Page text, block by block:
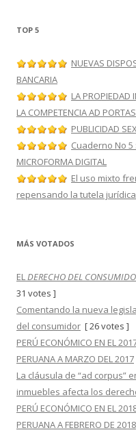
r
s
TOP 5
NUEVAS
BANCARIA
LA PROPIEDAD
LA COMPETENCIA AD
PUBLICIDAD
Cuaderno No 5 :
MICROFORMA DIGITAL
El uso mixto
repensando la tutela
MÁS VOTADOS
ELDERECHO DEL
31 votes ]
Comentando la nueva
del consumidor [ 26 votes ]
PERÚ ECONÓMICO EN EL
PERUANA A MARZO DEL 2017
La cláusula de “ad corpus”
inmuebles afecta los
PERÚ ECONÓMICO EN EL
PERUANA A FEBRERO DE 2018